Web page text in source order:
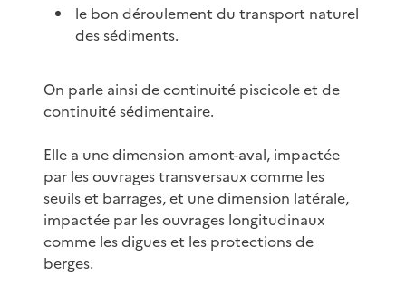
le bon déroulement du transport naturel
des sédiments.
On parle ainsi de continuité piscicole et de
continuité sédimentaire.
Elle a une dimension amont-aval, impactée
par les ouvrages transversaux comme les
seuils et barrages, et une dimension latérale,
impactée par les ouvrages longitudinaux
comme les digues et les protections de
berges.